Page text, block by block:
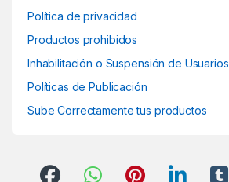
Política de privacidad
Productos prohibidos
Inhabilitación o Suspensión de Usuarios
Políticas de Publicación
Sube Correctamente tus productos